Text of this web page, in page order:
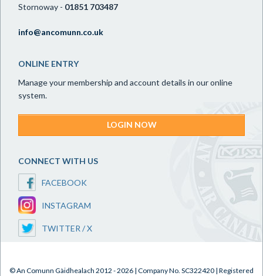
Stornoway - 01851 703487
info@ancomunn.co.uk
ONLINE ENTRY
Manage your membership and account details in our online
system.
LOGIN NOW
CONNECT WITH US
FACEBOOK
INSTAGRAM
TWITTER / X
© An Comunn Gàidhealach 2012 - 2026 | Company No. SC322420 | Registered